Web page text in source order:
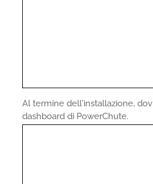
Al termine dell'installazione,
dashboard di PowerChute.